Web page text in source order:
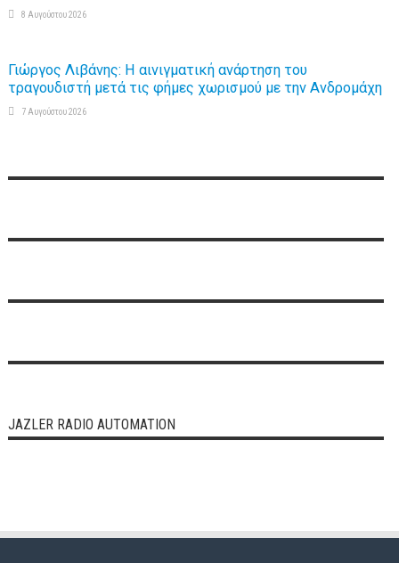
8 Αυγούστου 2026
Γιώργος Λιβάνης: Η αινιγματική ανάρτηση του
τραγουδιστή μετά τις φήμες χωρισμού με την Ανδρομάχη
7 Αυγούστου 2026
JAZLER RADIO AUTOMATION